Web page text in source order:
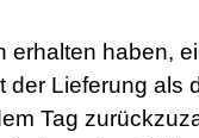
haben,
Lieferung als
Tag